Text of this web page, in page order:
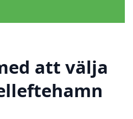
att välja